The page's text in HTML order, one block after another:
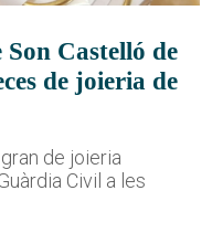
Castelló de
de joieria de
de joieria
Civil a les